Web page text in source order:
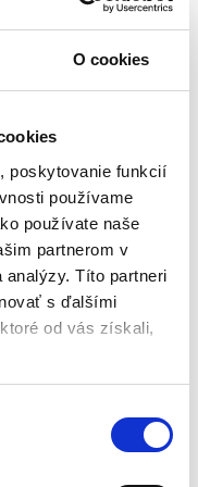
O cookies
poskytovanie funkcií
používame
používate naše
partnerom v
Títo partneri
s ďalšími
od vás získali,
a nafukovacie
cm | INTEX
191x76x25 cm
nosnosť: 136 kg
INTEX
3 kg
bez DPH)
★★ ★